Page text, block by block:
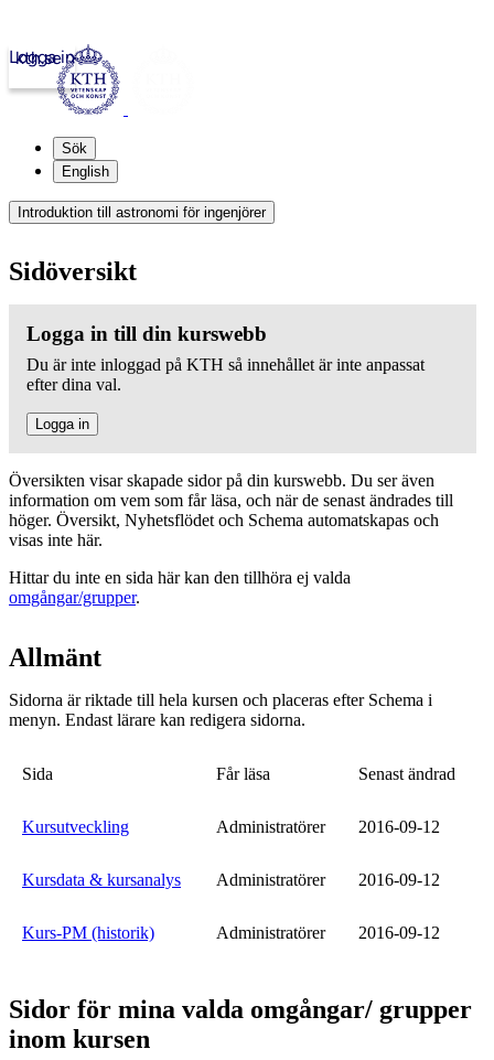
kth.se
Logga in
Sök
English
Introduktion till astronomi för ingenjörer
Sidöversikt
Logga in till din kurswebb
Du är inte inloggad på KTH så innehållet är inte anpassat
efter dina val.
Logga in
Översikten visar skapade sidor på din kurswebb. Du ser även
information om vem som får läsa, och när de senast ändrades till
höger. Översikt, Nyhetsflödet och Schema automatskapas och
visas inte här.
Hittar du inte en sida här kan den tillhöra ej valda
omgångar/grupper.
Allmänt
Sidorna är riktade till hela kursen och placeras efter Schema i
menyn. Endast lärare kan redigera sidorna.
Sida Får läsa Senast ändrad
Kursutveckling Administratörer 2016-09-12
Kursdata & kursanalys Administratörer 2016-09-12
Kurs-PM (historik) Administratörer 2016-09-12
Sidor för mina valda omgångar/ grupper
inom kursen